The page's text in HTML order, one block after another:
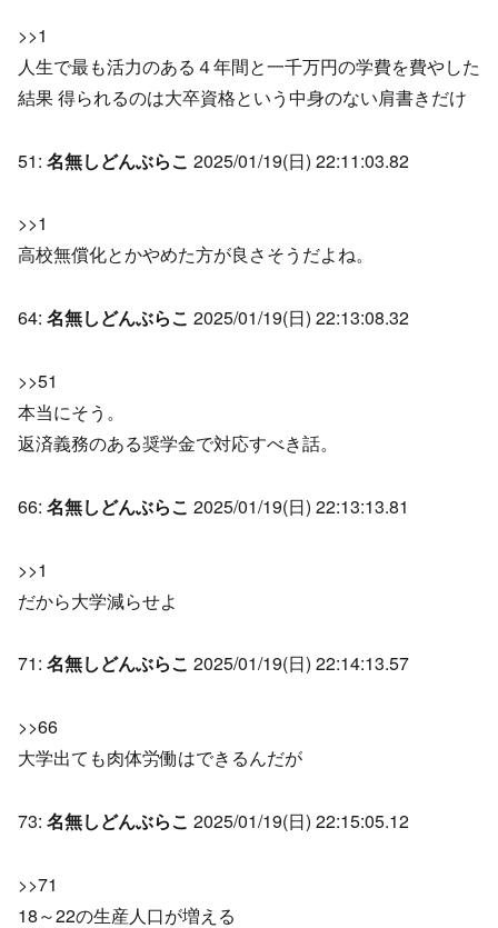
>>1
人生で最も活力のある４年間と一千万円の学費を費やした
結果 得られるのは大卒資格という中身のない肩書きだけ
51: 名無しどんぶらこ 2025/01/19(日) 22:11:03.82
>>1
高校無償化とかやめた方が良さそうだよね。
64: 名無しどんぶらこ 2025/01/19(日) 22:13:08.32
>>51
本当にそう。
返済義務のある奨学金で対応すべき話。
66: 名無しどんぶらこ 2025/01/19(日) 22:13:13.81
>>1
だから大学減らせよ
71: 名無しどんぶらこ 2025/01/19(日) 22:14:13.57
>>66
大学出ても肉体労働はできるんだが
73: 名無しどんぶらこ 2025/01/19(日) 22:15:05.12
>>71
18～22の生産人口が増える